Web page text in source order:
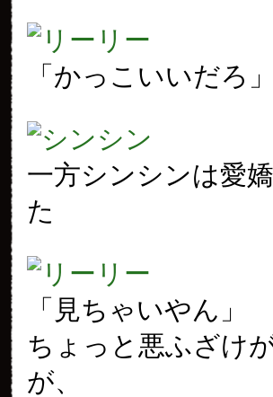
「かっこいいだろ」
一方シンシンは愛
た
「見ちゃいやん」
ちょっと悪ふざけ
が、